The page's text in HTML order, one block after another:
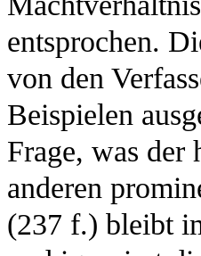
entsprochen.
von den
Beispielen
Frage, was der
anderen
(237 f.) bleibt